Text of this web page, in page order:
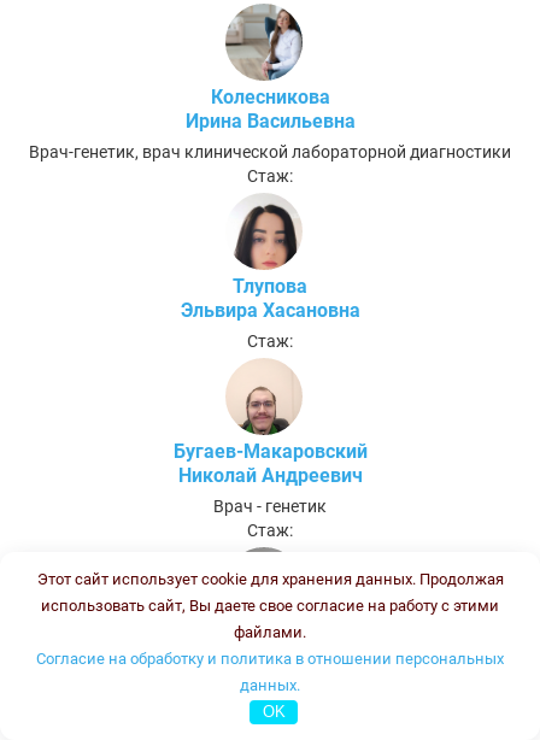
Колесникова
Ирина Васильевна
Врач-генетик, врач клинической лабораторной диагностики
Стаж:
Тлупова
Эльвира Хасановна
Стаж:
Бугаев-Макаровский
Николай Андреевич
Врач - генетик
Стаж:
Саргсян
Нина Арутюновна
Врач - генетик
Стаж:
Этот сайт использует cookie для хранения данных. Продолжая
использовать сайт, Вы даете свое согласие на работу с этими
файлами.
Согласие на обработку и политика в отношении персональных
данных.
OK